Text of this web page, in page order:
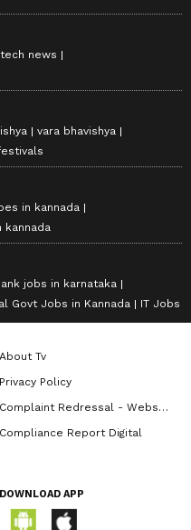
news
vara bhavishya
in kannada
kannada
jobs in karnataka
Govt Jobs in Kannada IT Jobs
About Tv
Privacy Policy
Complaint Redressal - Website
Compliance Report Digital
DOWNLOAD APP